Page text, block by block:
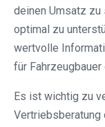
deinen Umsatz
optimal zu
wertvolle
für Fahrzeugbauer
Es ist wichtig zu
Vertriebsberatung